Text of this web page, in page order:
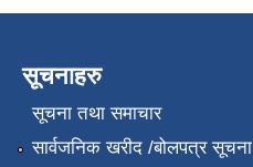
सूचनाहरु
सूचना तथा समाचार
सार्वजनिक खरीद /बोलपत्र सूचना